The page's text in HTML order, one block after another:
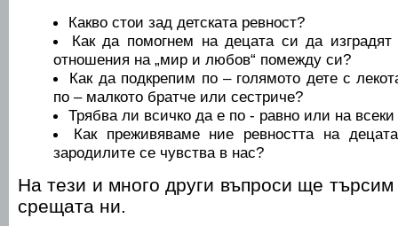
Какво стои зад детската ревност?
Как да помогнем на децата си да изградят
отношения на „мир и любов“ помежду си?
Как да подкрепим по – голямото дете с
по – малкото братче или сестриче?
Трябва ли всичко да е по - равно или на
Как преживяваме ние ревността на
зародилите се чувства в нас?
На тези и много други въпроси ще
срещата ни.